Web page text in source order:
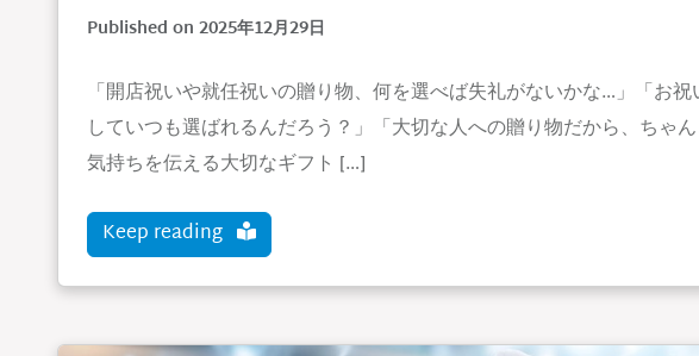
Published on 2025年12月29日
「開店祝いや就任祝いの贈り物、何を選べば失礼がないかな…」「お
していつも選ばれるんだろう？」「大切な人への贈り物だから、ちゃ
気持ちを伝える大切なギフト […]
Keep reading